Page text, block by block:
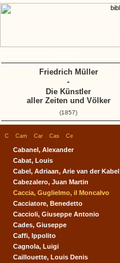
C Cam Car Cas Ce
Cabanel, Alexander
Cabat, Louis
Cabel, Adriaan, Arie van der Kabel
Cabezalero, Juan Martin
Caccia, Guglielmo, il Moncalvo
Cacciatore, Benedetto
Caccioli, Giuseppe Antonio
Cades, Giuseppe
Caffi, Ippolito
Cagnola, Luigi
Caillouette, Louis Denis
Friedrich Müller
-
Die Künstler
aller Zeiten und Völker
(1857)